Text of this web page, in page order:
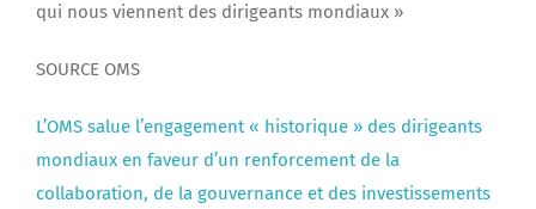
qui nous viennent des dirigeants mondiaux »
SOURCE OMS
L’OMS salue l’engagement « historique » des dirigeants
mondiaux en faveur d’un renforcement de la
collaboration, de la gouvernance et des investissements